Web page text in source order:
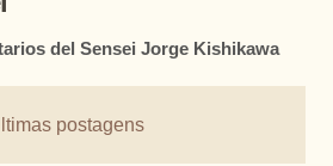
del Sensei Jorge Kishikawa
postagens